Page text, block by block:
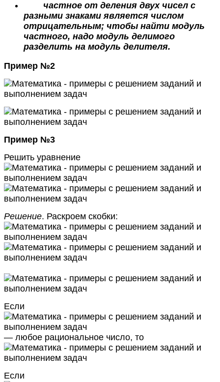
частное от деления двух чисел с
разными знаками является числом
отрицательным; чтобы найти модуль
частного, надо модуль делимого
разделить на модуль делителя.
Пример №2
Пример №3
Решить уравнение
Решение. Раскроем скобки:
Если
— любое рациональное число, то
Если